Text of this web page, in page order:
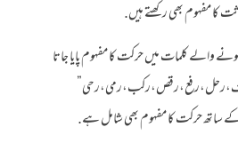
کا مفہوم بھی رکھتے ہیں.
کلمات میں حرکت کا مفہوم پایا جاتا
کے ساتھ حرکت کا مفہوم بھی شامل ہے.